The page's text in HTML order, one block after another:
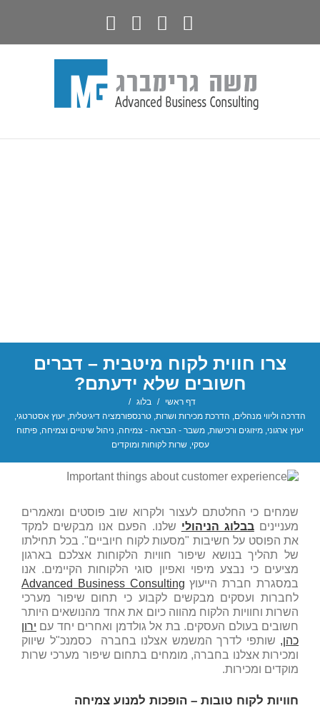
צרו חווית לקוח מיטבית – דברים
חשובים שלא ידעתם?
דף ראשי / בלוג
/
הדרכה וליווי מנהלים, הדרכת מכירות ושרות, טרנספורמציה דיגיטלית, יעוץ אסטרטגי,
יעוץ ארגוני, מיזוגים ורכישות, משבר - הבראה - צמיחה, ניהול שינויים וצמיחה, פיתוח
עסקי,שרות לקוחות ומוקדים
שמחים כי החלטתם לעצור ולקרוא שוב פוסטים ומאמרים
מענייניםבבלוג הניהולי שלנו. הפעם אנו מבקשים למקד
את הפוסט על חשיבות "מסעות לקוח חיוביים". בכל תחילתו
של תהליך בנושא שיפור חוויות הלקוחות אצלכם בארגון
מציעים כי נבצע מיפוי ואפיון סוגי הלקוחות הקיימים. אנו
במסגרת חברת הייעוץ Advanced Business Consulting
לחברות ועסקים מבקשים לקבוע כי תחום שיפור מערכי
השרות וחוויות הלקוח מהווה כיום את אחד מהנושאים היותר
חשובים בעולם העסקים. בת אל גולדמן ואחרים יחד עם ירון
כהן, שותפי לדרך המשמש אצלנו בחברה כסמנכ"ל שיווק
ומכירות אצלנו בחברה, מומחים בתחום שיפור מערכי שרות
מוקדים ומכירות.
חוויות לקוח טובות – הופכות למנוע צמיחה